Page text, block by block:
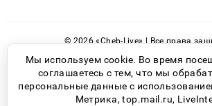
© 2026 «Cheb-Live» | Все права
Возрастная категория сайта
Политика
Мы используем cookie. Во время
соглашаетесь с тем, что мы
персональные данные с
Метрика, top.mail.ru,